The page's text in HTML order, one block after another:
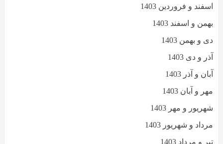
اسفند و فروردین 1403
بهمن و اسفند 1403
دی و بهمن 1403
آذر و دی 1403
آبان و آذر 1403
مهر و آبان 1403
شهریور و مهر 1403
مرداد و شهریور 1403
تیر و مرداد 1403